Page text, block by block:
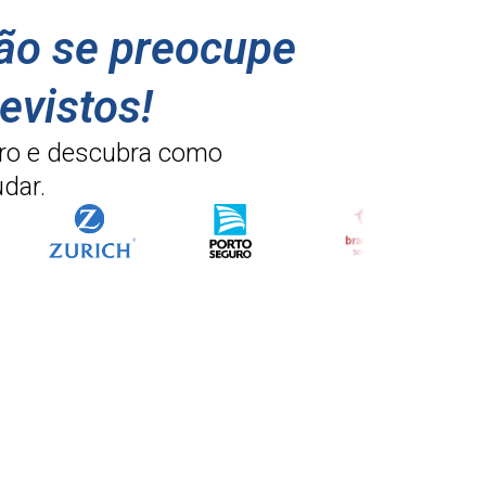
se preocupe
e descubra como